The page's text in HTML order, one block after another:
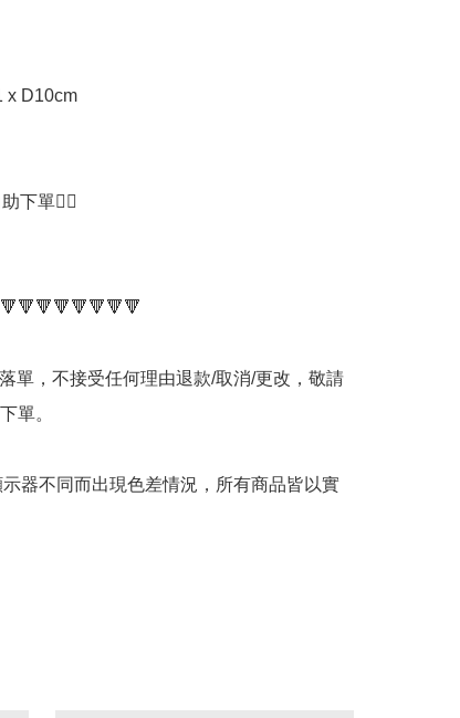
x D10cm
下單👍🏻
單，不接受任何理由退款/取消/更改，敬請
單。
器不同而出現色差情況，所有商品皆以實